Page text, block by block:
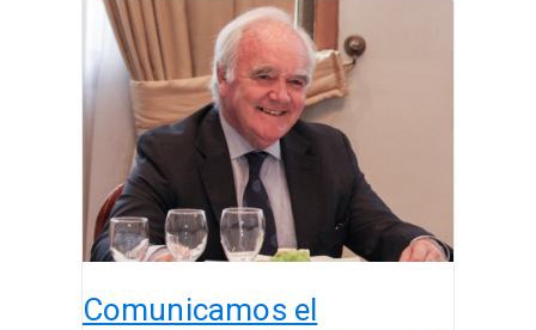
Comunicamos el
Comunicamos
fallecimiento
del
exdecano
Bernardo
Dominguez